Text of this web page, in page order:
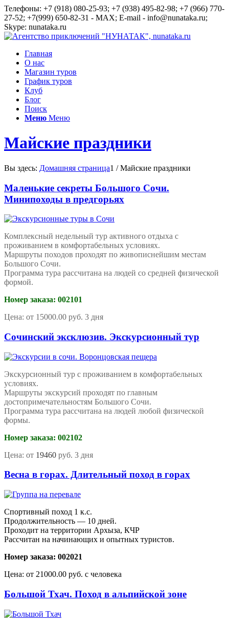
Телефоны: +7 (918) 080-25-93; +7 (938) 495-82-98; +7 (966) 770-
27-52; +7(999) 650-82-31 - MAX; E-mail - info@nunataka.ru;
Skype: nunataka.ru
Главная
О нас
Магазин туров
График туров
Клуб
Блог
Поиск
Меню Меню
Майские праздники
Вы здесь: Домашняя страница1 / Майские праздники
Маленькие секреты Большого Сочи.
Минипоходы в предгорьях
Комплексный недельный тур активного отдыха с
проживанием в комфортабельных условиях.
Маршруты походов проходят по живописнейшим местам
Большого Сочи.
Программа тура рассчитана на людей со средней физической
формой.
Номер заказа: 002101
Цена: от 15000.00 руб. 3 дня
Сочинский эксклюзив. Экскурсионный тур
Экскурсионный тур с проживанием в комфортабельных
условиях.
Маршруты экскурсий проходят по главным
достопримечательностям Большого Сочи.
Программа тура рассчитана на людей любой физической
формы.
Номер заказа: 002102
Цена: от 19460 руб. 3 дня
Весна в горах. Длительный поход в горах
Спортивный поход 1 к.с.
Продолжительность — 10 дней.
Проходит на территории Архыза, КЧР
Рассчитан на начинающих и опытных туристов.
Номер заказа: 002021
Цена: от 21000.00 руб. с человека
Большой Тхач. Поход в альпийской зоне